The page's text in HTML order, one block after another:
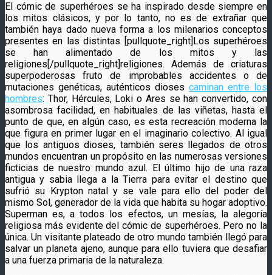
El cómic de superhéroes se ha inspirado desde siempre en
los mitos clásicos, y por lo tanto, no es de extrañar que
también haya dado nueva forma a los milenarios conceptos
presentes en las distintas [pullquote_right]Los superhéroes
se han alimentado de los mitos y las
religiones[/pullquote_right]religiones. Además de criaturas
superpoderosas fruto de improbables accidentes o de
mutaciones genéticas, auténticos dioses caminan entre los
hombres: Thor, Hércules, Loki o Ares se han convertido, con
asombrosa facilidad, en habituales de las viñetas, hasta el
punto de que, en algún caso, es esta recreación moderna la
que figura en primer lugar en el imaginario colectivo. Al igual
que los antiguos dioses, también seres llegados de otros
mundos encuentran un propósito en las numerosas versiones
ficticias de nuestro mundo azul. El último hijo de una raza
antigua y sabia llega a la Tierra para evitar el destino que
sufrió su Krypton natal y se vale para ello del poder del
mismo Sol, generador de la vida que habita su hogar adoptivo.
Superman es, a todos los efectos, un mesías, la alegoría
religiosa más evidente del cómic de superhéroes. Pero no la
única. Un visitante plateado de otro mundo también llegó para
salvar un planeta ajeno, aunque para ello tuviera que desafiar
a una fuerza primaria de la naturaleza.